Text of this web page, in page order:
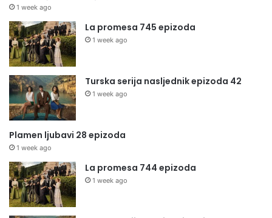
1 week ago
La promesa 745 epizoda
1 week ago
Turska serija nasljednik epizoda 42
1 week ago
Plamen ljubavi 28 epizoda
1 week ago
La promesa 744 epizoda
1 week ago